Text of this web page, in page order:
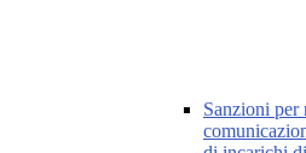
Sanzioni per